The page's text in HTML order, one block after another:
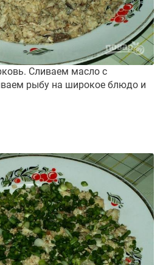
Сливаем масло с
рыбу на широкое блюдо и